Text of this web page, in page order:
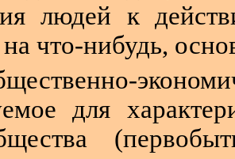
людей к
на что-нибудь,
для